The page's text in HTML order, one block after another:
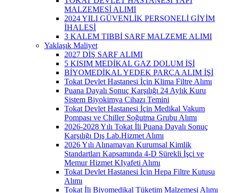
MALZEMESİ ALIMI
2024 YILI GÜVENLİK PERSONELİ GİYİM
İHALESİ
3 KALEM TIBBİ SARF MALZEME ALIMI
Yaklaşık Maliyet
2027 DİŞ SARF ALIMI
5 KISIM MEDİKAL GAZ DOLUM İŞİ
BİYOMEDİKAL YEDEK PARÇA ALIM İŞİ
Tokat Devlet Hastanesi İçin Klima Filtre Alımı
Puana Dayalı Sonuç Karşılığı 24 Aylık Kuru
Sistem Biyokimya Cihazı Temini
Tokat Devlet Hastanesi İçin Medikal Vakum
Pompası ve Chiller Soğutma Grubu Alımı
2026-2028 Yılı Tokat İli Puana Dayalı Sonuç
Karşılığı Dış Lab.Hizmet Alımı
2026 Yılı Alınamayan Kurumsal Kimlik
Standartları Kapsamında 4-D Sürekli İşçi ve
Memur Hizmet KIyafeti Alımı
Tokat Devlet Hastanesi İçin Hepa Filtre Kutusu
Alımı
Tokat İli Biyomedikal Tüketim Malzemesi Alımı